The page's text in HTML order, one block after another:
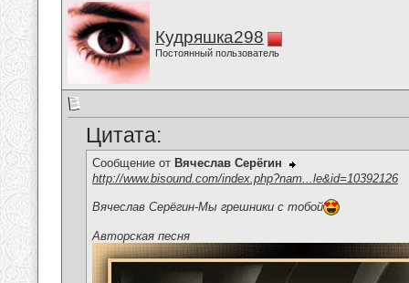
Кудряшка298
Постоянный пользователь
Цитата:
Сообщение от Вячеслав Серёгин
http://www.bisound.com/index.php?nam...le&id=10392126
Вячеслав Серёгин-Мы грешники с тобой
Авторская песня